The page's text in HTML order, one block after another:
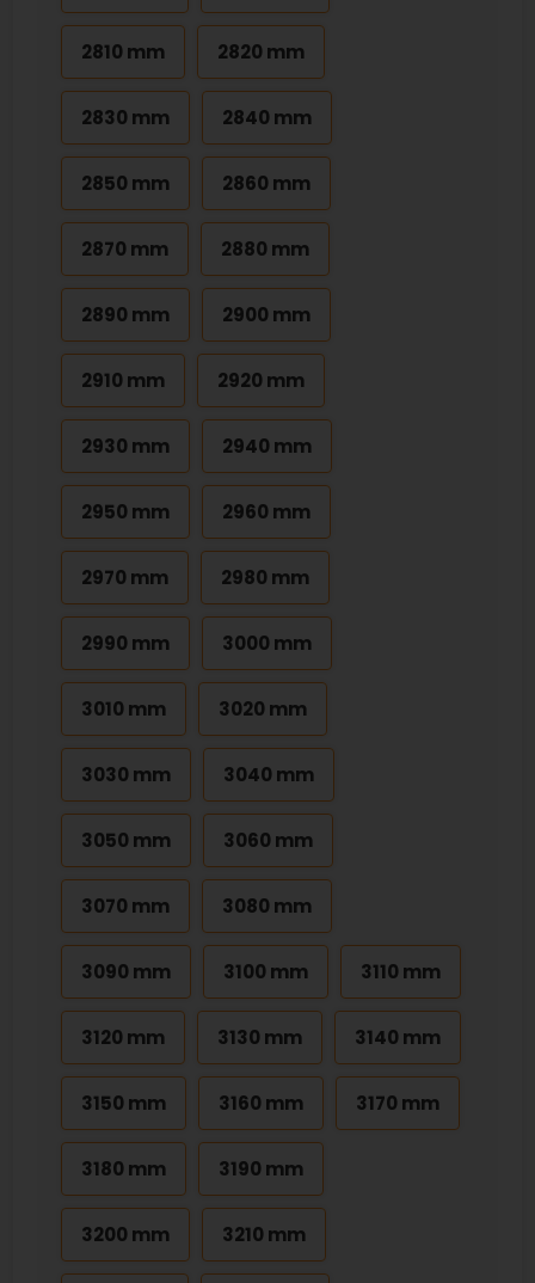
2810 mm 2820 mm
2830 mm 2840 mm
2850 mm 2860 mm
2870 mm 2880 mm
2890 mm 2900 mm
2910 mm 2920 mm
2930 mm 2940 mm
2950 mm 2960 mm
2970 mm 2980 mm
2990 mm 3000 mm
3010 mm 3020 mm
3030 mm 3040 mm
3050 mm 3060 mm
3070 mm 3080 mm
3090 mm 3100 mm 3110 mm
3120 mm 3130 mm 3140 mm
3150 mm 3160 mm 3170 mm
3180 mm 3190 mm
3200 mm 3210 mm